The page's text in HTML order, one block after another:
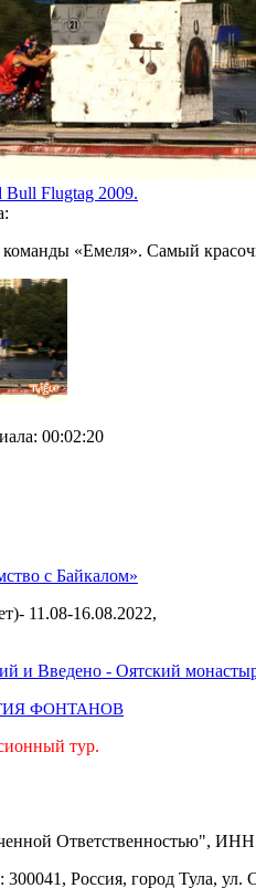
Bull Flugtag 2009.
:
«Емеля». Самый
: 00:02:20
с Байкалом»
11.08-16.08.2022,
и Введено - Оятский
ФОНТАНОВ
тур.
Ответственностью",
Россия, город Тула, ул.